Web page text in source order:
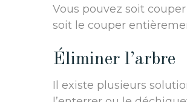
Vous pouvez soit
soit le couper
Éliminer l’arbre
Il existe plusieurs